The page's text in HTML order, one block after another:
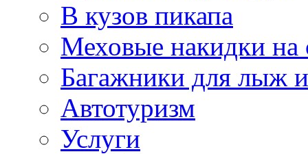
В кузов пикапа
Меховые накидки на
Багажники для лыж
Автотуризм
Услуги